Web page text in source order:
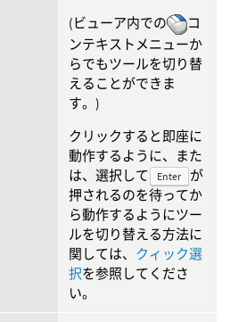
(ビューア内での
コ
ンテキストメニューか
らでもツールを切り替
えることができま
す。)
クリックすると即座に
動作するように、また
は、選択して
Enter
が
押されるのを待ってか
ら動作するようにツー
ルを切り替える方法に
関しては、 クィック選
択を参照してくださ
い。